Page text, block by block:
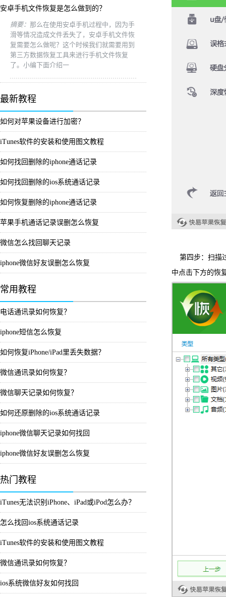
安卓手机文件恢复是怎么做到的？
摘要： 那么在使用安卓手机过程中，因为手
滑等情况造成文件丢失了，安卓手机文件恢
复需要怎么做呢？这个时候我们就需要用到
第三方数据恢复工具来进行手机文件恢复
了。小编下面介绍一
最新教程
如何对苹果设备进行加密？
iTunes软件的安装和使用图文教程
如何找回删除的iphone通话记录
如何找回删除的ios系统通话记录
如何恢复删除的iphone通话记录
苹果手机通话记录误删怎么恢复
微信怎么找回聊天记录
iphone微信好友误删怎么恢复
常用教程
电话通讯录如何恢复？
iphone短信怎么恢复
如何恢复iPhone/iPad里丢失数据？
微信通讯录如何恢复？
微信聊天记录如何恢复？
如何还原删除的ios系统通话记录
iphone微信聊天记录如何找回
iphone微信好友误删怎么恢复
热门教程
iTunes无法识别iPhone、iPad或iPod怎么办？
怎么找回ios系统通话记录
iTunes软件的安装和使用图文教程
微信通讯录如何恢复？
ios系统微信好友如何找回
第四步：扫描
中点击下方的恢